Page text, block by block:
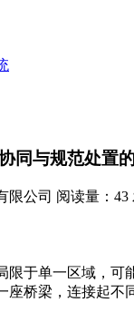
同与规范处置
限公司 阅读量：43
限于单一区域，
座桥梁，连接起